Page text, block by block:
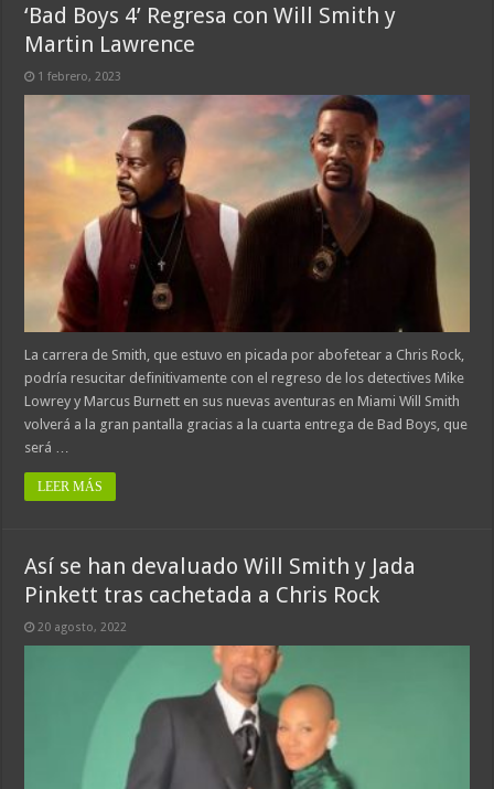
‘Bad Boys 4’ Regresa con Will Smith y
Martin Lawrence
1 febrero, 2023
La carrera de Smith, que estuvo en picada por abofetear a Chris Rock,
podría resucitar definitivamente con el regreso de los detectives Mike
Lowrey y Marcus Burnett en sus nuevas aventuras en Miami Will Smith
volverá a la gran pantalla gracias a la cuarta entrega de Bad Boys, que
será …
LEER MÁS
Así se han devaluado Will Smith y Jada
Pinkett tras cachetada a Chris Rock
20 agosto, 2022